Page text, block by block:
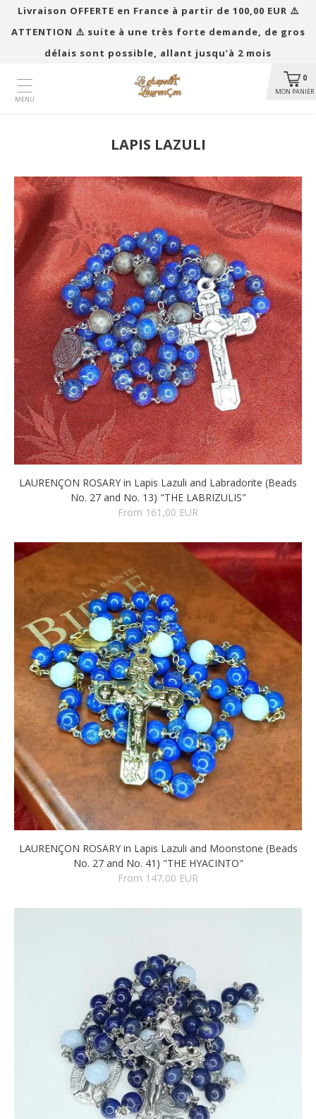
Livraison OFFERTE en France à partir de 100,00 EUR ​​⚠️
ATTENTION ⚠️ suite à une très forte demande, de gros
délais sont possible, allant jusqu’à 2 mois
0
MON PANIER
MENU
LAPIS LAZULI
LAURENÇON ROSARY in Lapis Lazuli and Labradorite (Beads
No. 27 and No. 13) "THE LABRIZULIS"
From 161,00 EUR
LAURENÇON ROSARY in Lapis Lazuli and Moonstone (Beads
No. 27 and No. 41) "THE HYACINTO"
From 147,00 EUR